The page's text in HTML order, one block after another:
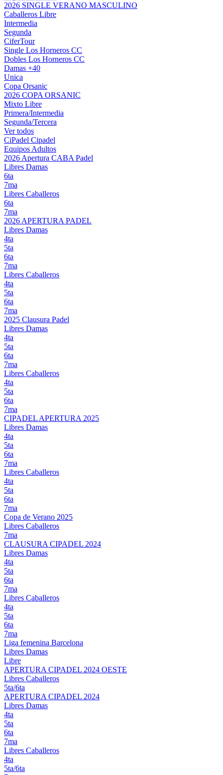
2026 SINGLE VERANO MASCULINO
Caballeros Libre
Intermedia
Segunda
CiferTour
Single Los Horneros CC
Dobles Los Horneros CC
Damas +40
Unica
Copa Orsanic
2026 COPA ORSANIC
Mixto Libre
Primera/Intermedia
Segunda/Tercera
Ver todos
CiPadel Cipadel
Equipos Adultos
2026 Apertura CABA Padel
Libres Damas
6ta
7ma
Libres Caballeros
6ta
7ma
2026 APERTURA PADEL
Libres Damas
4ta
5ta
6ta
7ma
Libres Caballeros
4ta
5ta
6ta
7ma
2025 Clausura Padel
Libres Damas
4ta
5ta
6ta
7ma
Libres Caballeros
4ta
5ta
6ta
7ma
CIPADEL APERTURA 2025
Libres Damas
4ta
5ta
6ta
7ma
Libres Caballeros
4ta
5ta
6ta
7ma
Copa de Verano 2025
Libres Caballeros
7ma
CLAUSURA CIPADEL 2024
Libres Damas
4ta
5ta
6ta
7ma
Libres Caballeros
4ta
5ta
6ta
7ma
Liga femenina Barcelona
Libres Damas
Libre
APERTURA CIPADEL 2024 OESTE
Libres Caballeros
5ta/6ta
APERTURA CIPADEL 2024
Libres Damas
4ta
5ta
6ta
7ma
Libres Caballeros
4ta
5ta/6ta